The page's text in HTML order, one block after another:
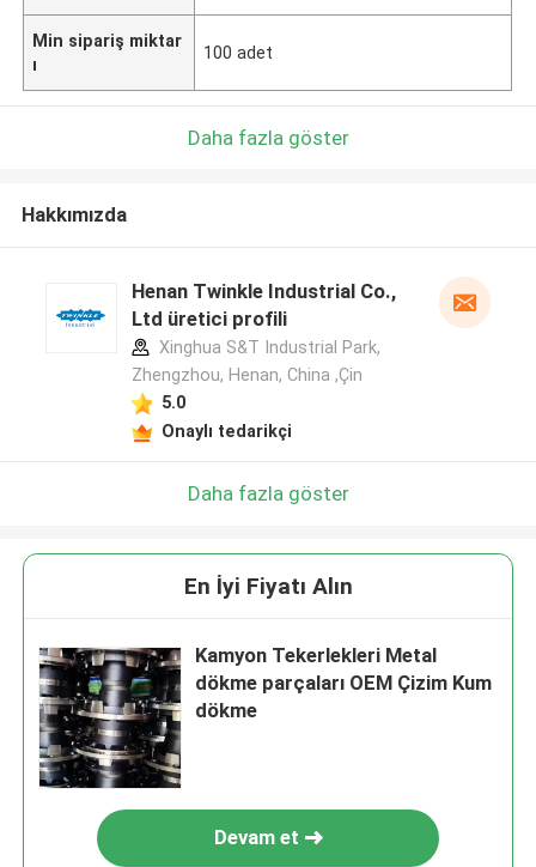
Min sipariş miktar
ı
100 adet
Daha fazla göster
Hakkımızda
Henan Twinkle Industrial Co.,
Ltd üretici profili
Xinghua S&T Industrial Park,
Zhengzhou, Henan, China ,Çin
5.0
Onaylı tedarikçi
Daha fazla göster
En İyi Fiyatı Alın
Kamyon Tekerlekleri Metal
dökme parçaları OEM Çizim Kum
dökme
Devam et